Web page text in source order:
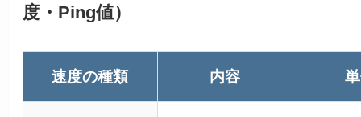
度・Ping値）
速度の種類 内容